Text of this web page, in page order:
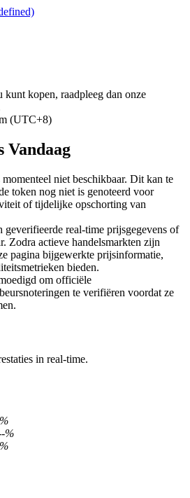
onderpand
forex, edelmetalen en grondstoffen
kunt kopen, raadpleeg dan onze
(UTC+8)
Vandaag
niet beschikbaar. Dit kan te
token nog niet is genoteerd voor
of tijdelijke opschorting van
geverifieerde real-time prijsgegevens of
Zodra actieve handelsmarkten zijn
pagina bijgewerkte prijsinformatie,
bieden.
om officiële
te verifiëren voordat ze
in real-time.
%
%
%